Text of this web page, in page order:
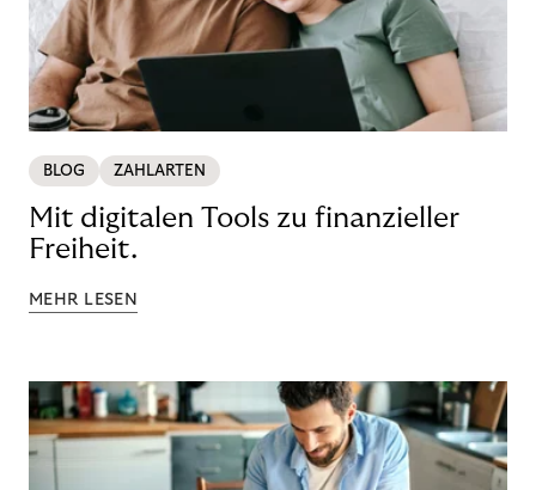
BLOG ZAHLARTEN
Mit digitalen Tools zu finanzieller
Freiheit.
MEHR LESEN